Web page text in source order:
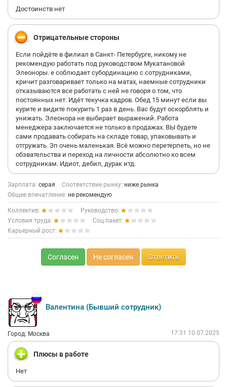
Достоинств нет
Отрицательные стороны
Если пойдёте в филиал в Санкт- Петербурге, никому не
рекомендую работать под руководством Мукатановой
Элеоноры. е соблюдает субординацию с сотрудниками,
кричит разговаривает только на матах, наемные сотрудники
отказываются все работать с ней не говоря о том, что
постоянных нет. Идёт текучка кадров. Обед 15 минут если вы
курите и видите покурить 1 раз в день. Вас будут оскорблять и
унижать. Элеонора не выбирает выражений. Работа
менеджера заключается не только в продажах. ВЫ будете
сами продавать собирать на складе товар, упаковывать и
отгружать. Зп очень маленькая. Всё можно перетерпеть, но не
обзвательства и переход на личности абсолютно ко всем
сотрудникам. Идиот, дебил, дурак итд.
Зарплата: серая Соответствие рынку: ниже рынка
Общее впечатление: не рекомендую
Коллектив:
Руководство:
Условия труда:
Соц.пакет:
Карьерный рост:
Согласен Не согласен Ответить
Валентина (Бывший сотрудник)
Город: Москва 17:31 10.07.2025
Плюсы в работе
Нет